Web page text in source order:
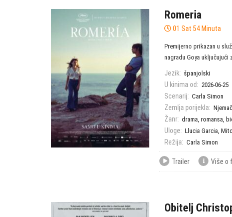
Romeria
01 Sat 54 Minuta
Premijerno prikazan u
nagradu Goya uključujući
Jezik: španjolski
U kinima od: 2026-06-25
Scenarij: Carla Simon
Zemlja porijekla:
Žanr: drama, romansa,
Uloge: Llucia Garcia,
Režija: Carla Simon
Trailer Više o
Obitelj